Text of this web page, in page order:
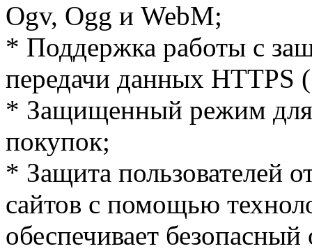
Ogv, Ogg и WebM;
* Поддержка работы с
передачи данных HTTPS
* Защищенный режим для
покупок;
* Защита пользователей
сайтов с помощью
обеспечивает